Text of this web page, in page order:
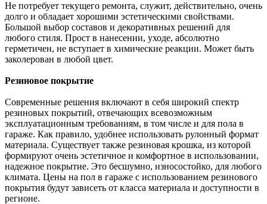
Не потребует текущего ремонта, служит, действительно, очень
долго и обладает хорошими эстетическими свойствами.
Большой выбор составов и декоративных решений для
любого стиля. Прост в нанесении, уходе, абсолютно
герметичен, не вступает в химические реакции. Может быть
заколерован в любой цвет.
Резиновое покрытие
Современные решения включают в себя широкий спектр
резиновых покрытий, отвечающих всевозможным
эксплуатационным требованиям, в том числе и для пола в
гараже. Как правило, удобнее использовать рулонный формат
материала. Существует также резиновая крошка, из которой
формируют очень эстетичное и комфортное в использовании,
надежное покрытие. Это бесшумно, износостойко, для любого
климата. Цены на пол в гараже с использованием резинового
покрытия будут зависеть от класса материала и доступности в
регионе.